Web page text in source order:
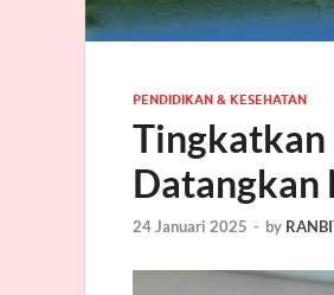
PENDIDIKAN & KESEHATAN
Tingkatkan
Datangkan
24 Januari 2025 - by